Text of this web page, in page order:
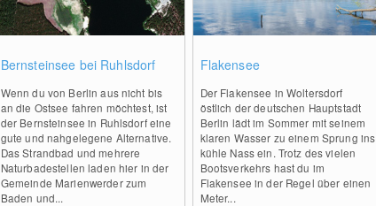
Bernsteinsee bei Ruhlsdorf
Wenn du von Berlin aus nicht bis
an die Ostsee fahren möchtest, ist
der Bernsteinsee in Ruhlsdorf eine
gute und nahgelegene Alternative.
Das Strandbad und mehrere
Naturbadestellen laden hier in der
Gemeinde Marienwerder zum
Baden und...
Flakensee
Der Flakensee in Woltersdorf
östlich der deutschen Hauptstadt
Berlin lädt im Sommer mit seinem
klaren Wasser zu einem Sprung ins
kühle Nass ein. Trotz des vielen
Bootsverkehrs hast du im
Flakensee in der Regel über einen
Meter...